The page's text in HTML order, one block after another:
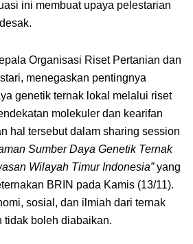
ini membuat upaya pelestarian
Organisasi Riset Pertanian dan
menegaskan pentingnya
genetik ternak lokal melalui riset
molekuler dan kearifan
hal tersebut dalam sharing session
Sumber Daya Genetik Ternak
Wilayah Timur Indonesia”yang
BRIN pada Kamis (13/11).
sosial, dan ilmiah dari ternak
tidak boleh diabaikan.